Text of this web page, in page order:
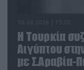
Η Τουρκία
Αιγύπτου
με Σ.Αραβία-